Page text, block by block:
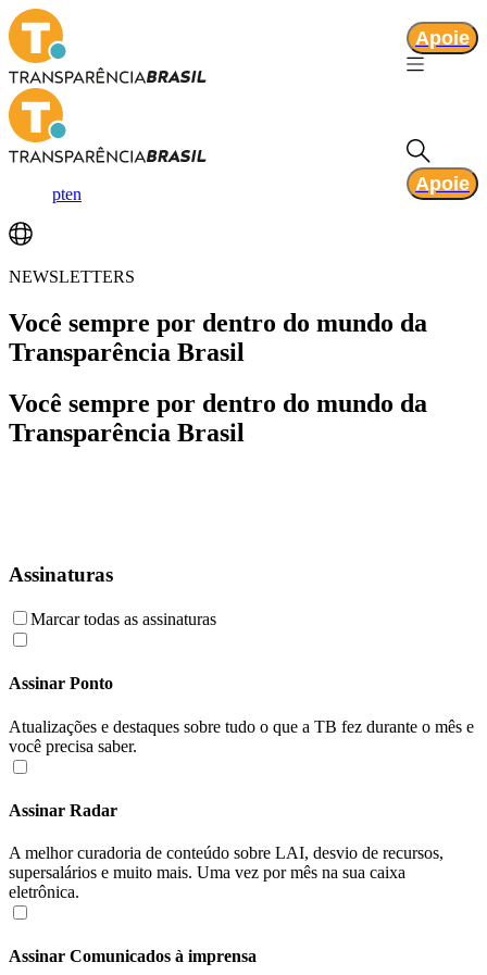
Apoie
pten Apoie
NEWSLETTERS
Você sempre por dentro do mundo da
Transparência Brasil
Você sempre por dentro do mundo da
Transparência Brasil
Assinaturas
Marcar todas as assinaturas
Assinar Ponto
Atualizações e destaques sobre tudo o que a TB fez durante o mês e
você precisa saber.
Assinar Radar
A melhor curadoria de conteúdo sobre LAI, desvio de recursos,
supersalários e muito mais. Uma vez por mês na sua caixa
eletrônica.
Assinar Comunicados à imprensa